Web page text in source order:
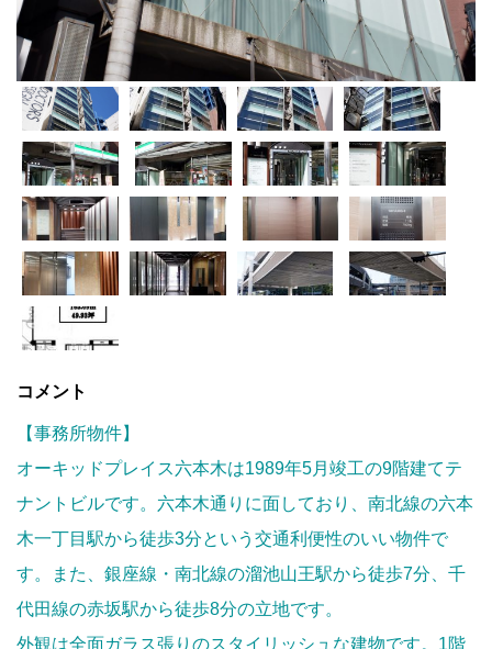
コメント
【事務所物件】
オーキッドプレイス六本木は1989年5月竣工の9階建てテ
ナントビルです。六本木通りに面しており、南北線の六本
木一丁目駅から徒歩3分という交通利便性のいい物件で
す。また、銀座線・南北線の溜池山王駅から徒歩7分、千
代田線の赤坂駅から徒歩8分の立地です。
外観は全面ガラス張りのスタイリッシュな建物です。1階